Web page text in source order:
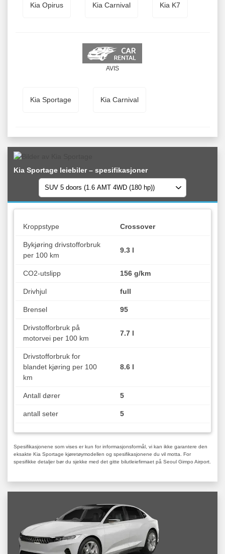
Kia Opirus Kia Carnival Kia K7
AVIS
Kia Sportage Kia Carnival
Kia Sportage leiebiler – spesifikasjoner
Kroppstype Crossover
Bykjøring drivstofforbruk
per 100 km
9.3 l
CO2-utslipp 156 g/km
Drivhjul full
Brensel 95
Drivstofforbruk på
motorvei per 100 km
7.7 l
Drivstofforbruk for
blandet kjøring per 100
km
8.6 l
Antall dører 5
antall seter 5
Spesifikasjonene som vises er kun for informasjonsformål, vi kan ikke garantere den
eksakte Kia Sportage kjøretøymodellen og spesifikasjonene du vil motta. For
spesifikke detaljer bør du sjekke med det gitte bilutleiefirmaet på Seoul Gimpo Airport.